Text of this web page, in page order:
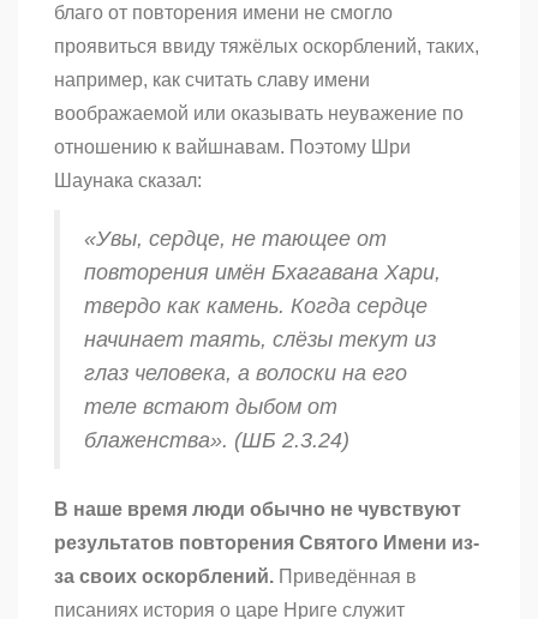
благо от повторения имени не смогло
проявиться ввиду тяжёлых оскорблений, таких,
например, как считать славу имени
воображаемой или оказывать неуважение по
отношению к вайшнавам. Поэтому Шри
Шаунака сказал:
«Увы, сердце, не тающее от
повторения имён Бхагавана Хари,
твердо как камень. Когда сердце
начинает таять, слёзы текут из
глаз человека, а волоски на его
теле встают дыбом от
блаженства». (ШБ 2.3.24)
В наше время люди обычно не чувствуют
результатов повторения Святого Имени из-
за своих оскорблений. Приведённая в
писаниях история о царе Нриге служит